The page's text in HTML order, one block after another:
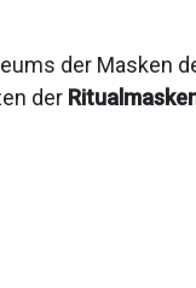
der Masken
der